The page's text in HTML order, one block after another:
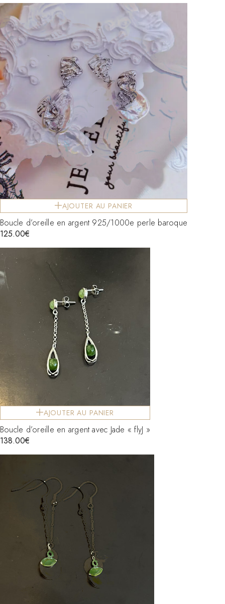
AJOUTER AU PANIER
Boucle d’oreille en argent 925/1000e perle baroque
125.00€
AJOUTER AU PANIER
Boucle d’oreille en argent avec Jade « flyJ »
138.00€